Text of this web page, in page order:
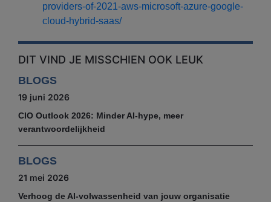
providers-of-2021-aws-microsoft-azure-google-
cloud-hybrid-saas/
DIT VIND JE MISSCHIEN OOK LEUK
BLOGS
19 juni 2026
CIO Outlook 2026: Minder AI-hype, meer
verantwoordelijkheid
BLOGS
21 mei 2026
Verhoog de AI-volwassenheid van jouw organisatie